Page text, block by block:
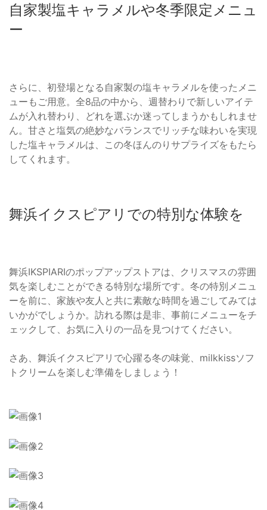
自家製塩キャラメルや冬季限定メニュ
ー
さらに、初登場となる自家製の塩キャラメルを使ったメニ
ューもご用意。全8品の中から、週替わりで新しいアイテ
ムが入れ替わり、どれを選ぶか迷ってしまうかもしれませ
ん。甘さと塩気の絶妙なバランスでリッチな味わいを実現
した塩キャラメルは、この冬ほんのりサプライズをもたら
してくれます。
舞浜イクスピアリでの特別な体験を
舞浜IKSPIARIのポップアップストアは、クリスマスの雰囲
気を楽しむことができる特別な場所です。冬の特別メニュ
ーを前に、家族や友人と共に素敵な時間を過ごしてみては
いかがでしょうか。訪れる際は是非、事前にメニューをチ
ェックして、お気に入りの一品を見つけてください。
さあ、舞浜イクスピアリで心躍る冬の味覚、milkkissソフ
トクリームを楽しむ準備をしましょう！